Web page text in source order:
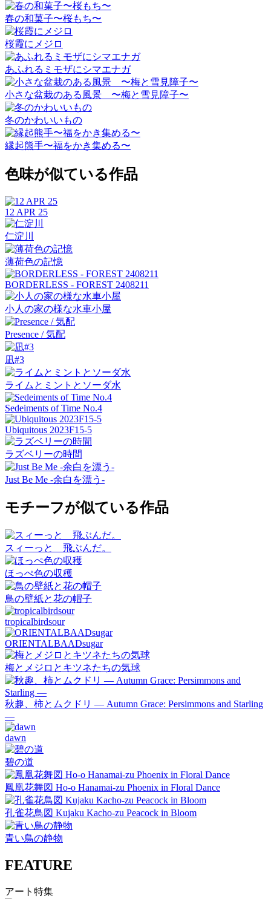
春の和菓子〜桜もち〜
桜霞にメジロ
あふれるミモザにシマエナガ
小さな盆栽のある風景 〜梅と雪見障子〜
冬のかわいいもの
縁起熊手〜福をかき集める〜
色味が似ている作品
12 APR 25
仁淀川
薄荷色の記憶
BORDERLESS - FOREST 2408211
小人の家の様な水車小屋
Presence / 気配
凪#3
ライムとミントとソーダ水
Sedeiments of Time No.4
Ubiquitous 2023F15-5
ラズベリーの時間
Just Be Me -余白を漂う-
モチーフが似ている作品
スィーっと 飛ぶんだ。
ほっぺ色の収穫
鳥の壁紙と花の帽子
tropicalbirdsour
ORIENTALBAADsugar
梅とメジロとキツネたちの気球
秋趣、柿とムクドリ ― Autumn Grace: Persimmons and Starling
―
dawn
碧の道
鳳凰花舞図 Ho-o Hanamai-zu Phoenix in Floral Dance
孔雀花鳥図 Kujaku Kacho-zu Peacock in Bloom
青い鳥の静物
FEATURE
アート特集